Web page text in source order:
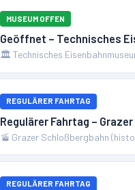
MUSEUM OFFEN
Geöffnet – Technisches
🏛️ Technisches
REGULÄRER FAHRTAG
Regulärer Fahrtag –
🚡 Grazer Schloßbergbahn
REGULÄRER FAHRTAG